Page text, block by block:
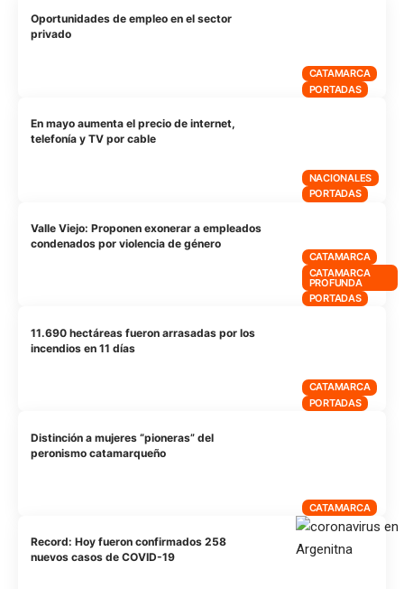
CATAMARCA
PORTADAS
Oportunidades de empleo en el sector
privado
NACIONALES
PORTADAS
En mayo aumenta el precio de internet,
telefonía y TV por cable
CATAMARCA
CATAMARCA
PROFUNDA
PORTADAS
Valle Viejo: Proponen exonerar a empleados
condenados por violencia de género
CATAMARCA
PORTADAS
11.690 hectáreas fueron arrasadas por los
incendios en 11 días
CATAMARCA
Distinción a mujeres “pioneras” del
peronismo catamarqueño
Record: Hoy fueron confirmados 258
nuevos casos de COVID-19